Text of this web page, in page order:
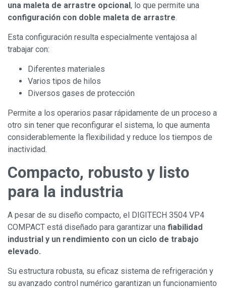
una maleta de arrastre opcional , lo que permite una
configuración con doble maleta de arrastre.
Esta configuración resulta especialmente ventajosa al
trabajar con:
Diferentes materiales
Varios tipos de hilos
Diversos gases de protección
Permite a los operarios pasar rápidamente de un proceso a
otro sin tener que reconfigurar el sistema, lo que aumenta
considerablemente la flexibilidad y reduce los tiempos de
inactividad.
Compacto, robusto y listo
para la industria
A pesar de su diseño compacto, el DIGITECH 3504 VP4
COMPACT está diseñado para garantizar una fiabilidad
industrial y un rendimiento con un ciclo de trabajo
elevado.
Su estructura robusta, su eficaz sistema de refrigeración y
su avanzado control numérico garantizan un funcionamiento